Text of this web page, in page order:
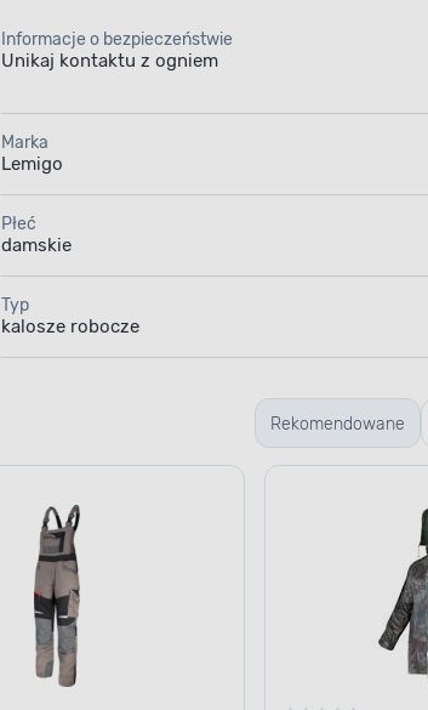
Informacje o bezpieczeństwie
Unikaj kontaktu z ogniem
Marka
Lemigo
Płeć
damskie
Typ
kalosze robocze
Rekomendowane